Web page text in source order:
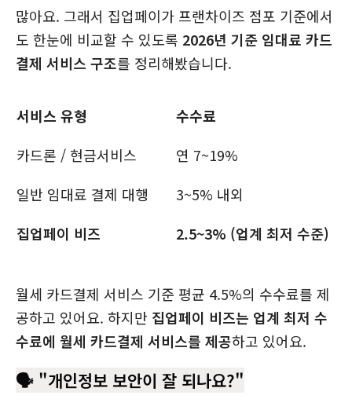
많아요. 그래서 집업페이가 프랜차이즈 점포 기준에서
도 한눈에 비교할 수 있도록 2026년 기준 임대료 카드
결제 서비스 구조를 정리해봤습니다.
서비스 유형
수수료
카드론 / 현금서비스
연 7~19%
일반 임대료 결제 대행
3~5% 내외
집업페이 비즈
2.5~3% (업계 최저 수준)
월세 카드결제 서비스 기준 평균 4.5%의 수수료를 제
공하고 있어요. 하지만 집업페이 비즈는 업계 최저 수
수료에 월세 카드결제 서비스를 제공하고 있어요.
🗣️ "개인정보 보안이 잘 되나요?"